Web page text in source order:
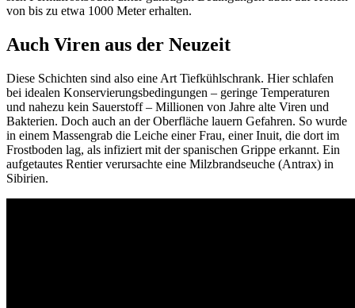
von bis zu etwa 1000 Meter erhalten.
Auch Viren aus der Neuzeit
Diese Schichten sind also eine Art Tiefkühlschrank. Hier schlafen
bei idealen Konservierungsbedingungen – geringe Temperaturen
und nahezu kein Sauerstoff – Millionen von Jahre alte Viren und
Bakterien. Doch auch an der Oberfläche lauern Gefahren. So wurde
in einem Massengrab die Leiche einer Frau, einer Inuit, die dort im
Frostboden lag, als infiziert mit der spanischen Grippe erkannt. Ein
aufgetautes Rentier verursachte eine Milzbrandseuche (Antrax) in
Sibirien.